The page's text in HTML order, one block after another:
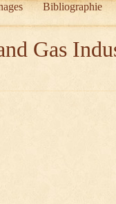
Bibliographie
Gas